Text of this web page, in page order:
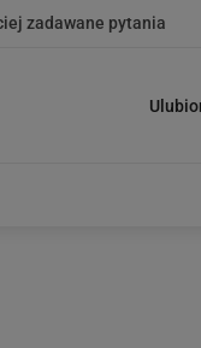
zadawane pytania